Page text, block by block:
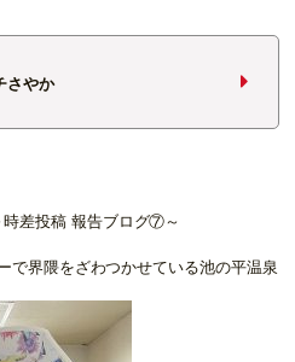
さやか
差投稿 報告ブログ⑦～
で界隈をざわつかせている池の平温泉